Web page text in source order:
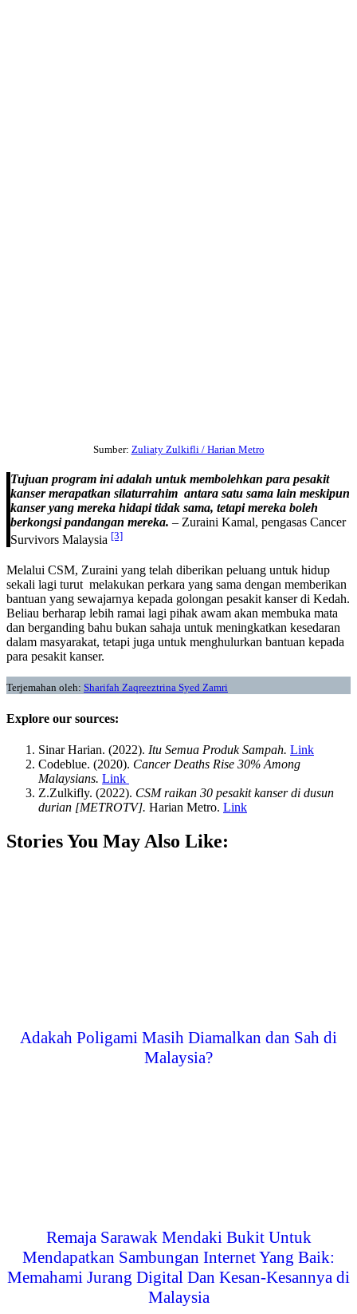
Sumber: Zuliaty Zulkifli / Harian Metro
Tujuan program ini adalah untuk membolehkan para pesakit
kanser merapatkan silaturrahim antara satu sama lain meskipun
kanser yang mereka hidapi tidak sama, tetapi mereka boleh
berkongsi pandangan mereka. – Zuraini Kamal, pengasas Cancer
Survivors Malaysia [3]
Melalui CSM, Zuraini yang telah diberikan peluang untuk hidup
sekali lagi turut melakukan perkara yang sama dengan memberikan
bantuan yang sewajarnya kepada golongan pesakit kanser di Kedah.
Beliau berharap lebih ramai lagi pihak awam akan membuka mata
dan berganding bahu bukan sahaja untuk meningkatkan kesedaran
dalam masyarakat, tetapi juga untuk menghulurkan bantuan kepada
para pesakit kanser.
Terjemahan oleh: Sharifah Zaqreeztrina Syed Zamri
Explore our sources:
Sinar Harian. (2022). Itu Semua Produk Sampah. Link
Codeblue. (2020). Cancer Deaths Rise 30% Among
Malaysians. Link
Z.Zulkifly. (2022). ​​ CSM raikan 30 pesakit kanser di dusun
durian [METROTV]. Harian Metro. Link
Stories You May Also Like:
Adakah Poligami Masih Diamalkan dan Sah di
Malaysia?
Remaja Sarawak Mendaki Bukit Untuk
Mendapatkan Sambungan Internet Yang Baik:
Memahami Jurang Digital Dan Kesan-Kesannya di
Malaysia